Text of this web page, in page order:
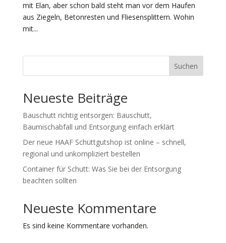
mit Elan, aber schon bald steht man vor dem Haufen
aus Ziegeln, Betonresten und Fliesensplittern. Wohin
mit...
Suchen
Neueste Beiträge
Bauschutt richtig entsorgen: Bauschutt,
Baumischabfall und Entsorgung einfach erklärt
Der neue HAAF Schüttgutshop ist online – schnell,
regional und unkompliziert bestellen
Container für Schutt: Was Sie bei der Entsorgung
beachten sollten
Neueste Kommentare
Es sind keine Kommentare vorhanden.